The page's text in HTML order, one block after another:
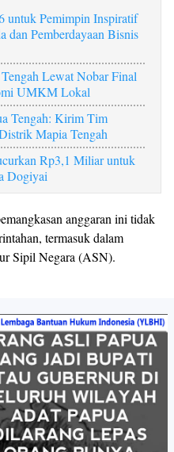
untuk Pemimpin Inspiratif
dan Pemberdayaan Bisnis
Lewat Nobar Final
UMKM Lokal
Tengah: Kirim Tim
Mapia Tengah
Rp3,1 Miliar untuk
Dogiyai
anggaran ini tidak
termasuk dalam
Sipil Negara (ASN).